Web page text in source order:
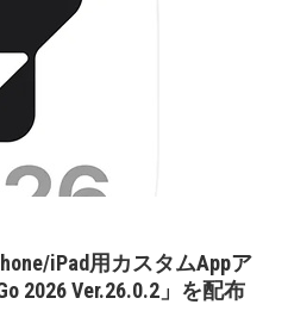
iPad用カスタムAppア
2026 Ver.26.0.2」を配布